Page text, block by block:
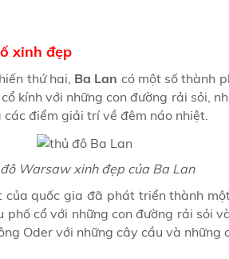
xinh đẹp
thứ hai, Ba Lan có một số thành
kính với những con đường rải sỏi,
điểm giải trí về đêm náo nhiệt.
đô Warsaw xinh đẹp của Ba Lan
quốc gia đã phát triển thành
phố cổ với những con đường rải sỏi
Oder với những cây cầu và